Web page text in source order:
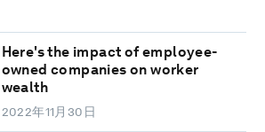
Here's the impact of employee-
owned companies on worker
wealth
2022年11月30日